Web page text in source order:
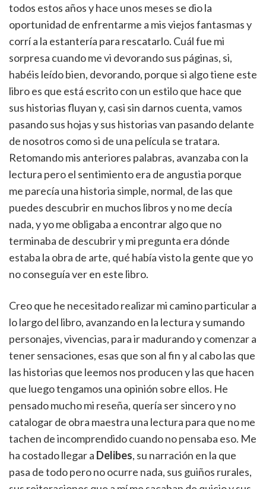
todos estos años y hace unos meses se dio la
oportunidad de enfrentarme a mis viejos fantasmas y
corrí a la estantería para rescatarlo. Cuál fue mi
sorpresa cuando me vi devorando sus páginas, si,
habéis leído bien, devorando, porque si algo tiene este
libro es que está escrito con un estilo que hace que
sus historias fluyan y, casi sin darnos cuenta, vamos
pasando sus hojas y sus historias van pasando delante
de nosotros como si de una película se tratara.
Retomando mis anteriores palabras, avanzaba con la
lectura pero el sentimiento era de angustia porque
me parecía una historia simple, normal, de las que
puedes descubrir en muchos libros y no me decía
nada, y yo me obligaba a encontrar algo que no
terminaba de descubrir y mi pregunta era dónde
estaba la obra de arte, qué había visto la gente que yo
no conseguía ver en este libro.
Creo que he necesitado realizar mi camino particular a
lo largo del libro, avanzando en la lectura y sumando
personajes, vivencias, para ir madurando y comenzar a
tener sensaciones, esas que son al fin y al cabo las que
las historias que leemos nos producen y las que hacen
que luego tengamos una opinión sobre ellos. He
pensado mucho mi reseña, quería ser sincero y no
catalogar de obra maestra una lectura para que no me
tachen de incomprendido cuando no pensaba eso. Me
ha costado llegar a Delibes, su narración en la que
pasa de todo pero no ocurre nada, sus guiños rurales,